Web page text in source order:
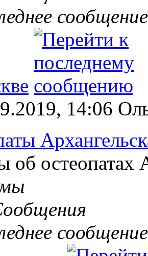
сообщение
14:06
об остеопатах
сообщение